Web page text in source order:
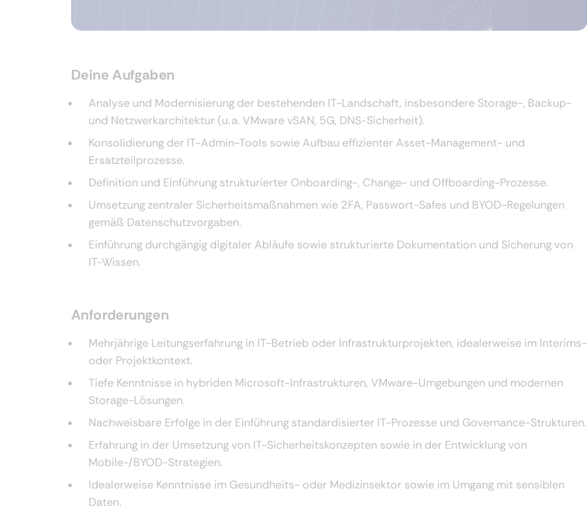
Deine Aufgaben
Analyse und Modernisierung der bestehenden IT-Landschaft, insbesondere Storage-, Backup-
und Netzwerkarchitektur (u. a. VMware vSAN, 5G, DNS-Sicherheit).
Konsolidierung der IT-Admin-Tools sowie Aufbau effizienter Asset-Management- und
Ersatzteilprozesse.
Definition und Einführung strukturierter Onboarding-, Change- und Offboarding-Prozesse.
Umsetzung zentraler Sicherheitsmaßnahmen wie 2FA, Passwort-Safes und BYOD-Regelungen
gemäß Datenschutzvorgaben.
Einführung durchgängig digitaler Abläufe sowie strukturierte Dokumentation und Sicherung von
IT-Wissen.
Anforderungen
Mehrjährige Leitungserfahrung in IT-Betrieb oder Infrastrukturprojekten, idealerweise im Interims-
oder Projektkontext.
Tiefe Kenntnisse in hybriden Microsoft-Infrastrukturen, VMware-Umgebungen und modernen
Storage-Lösungen.
Nachweisbare Erfolge in der Einführung standardisierter IT-Prozesse und Governance-Strukturen.
Erfahrung in der Umsetzung von IT-Sicherheitskonzepten sowie in der Entwicklung von
Mobile-/BYOD-Strategien.
Idealerweise Kenntnisse im Gesundheits- oder Medizinsektor sowie im Umgang mit sensiblen
Daten.